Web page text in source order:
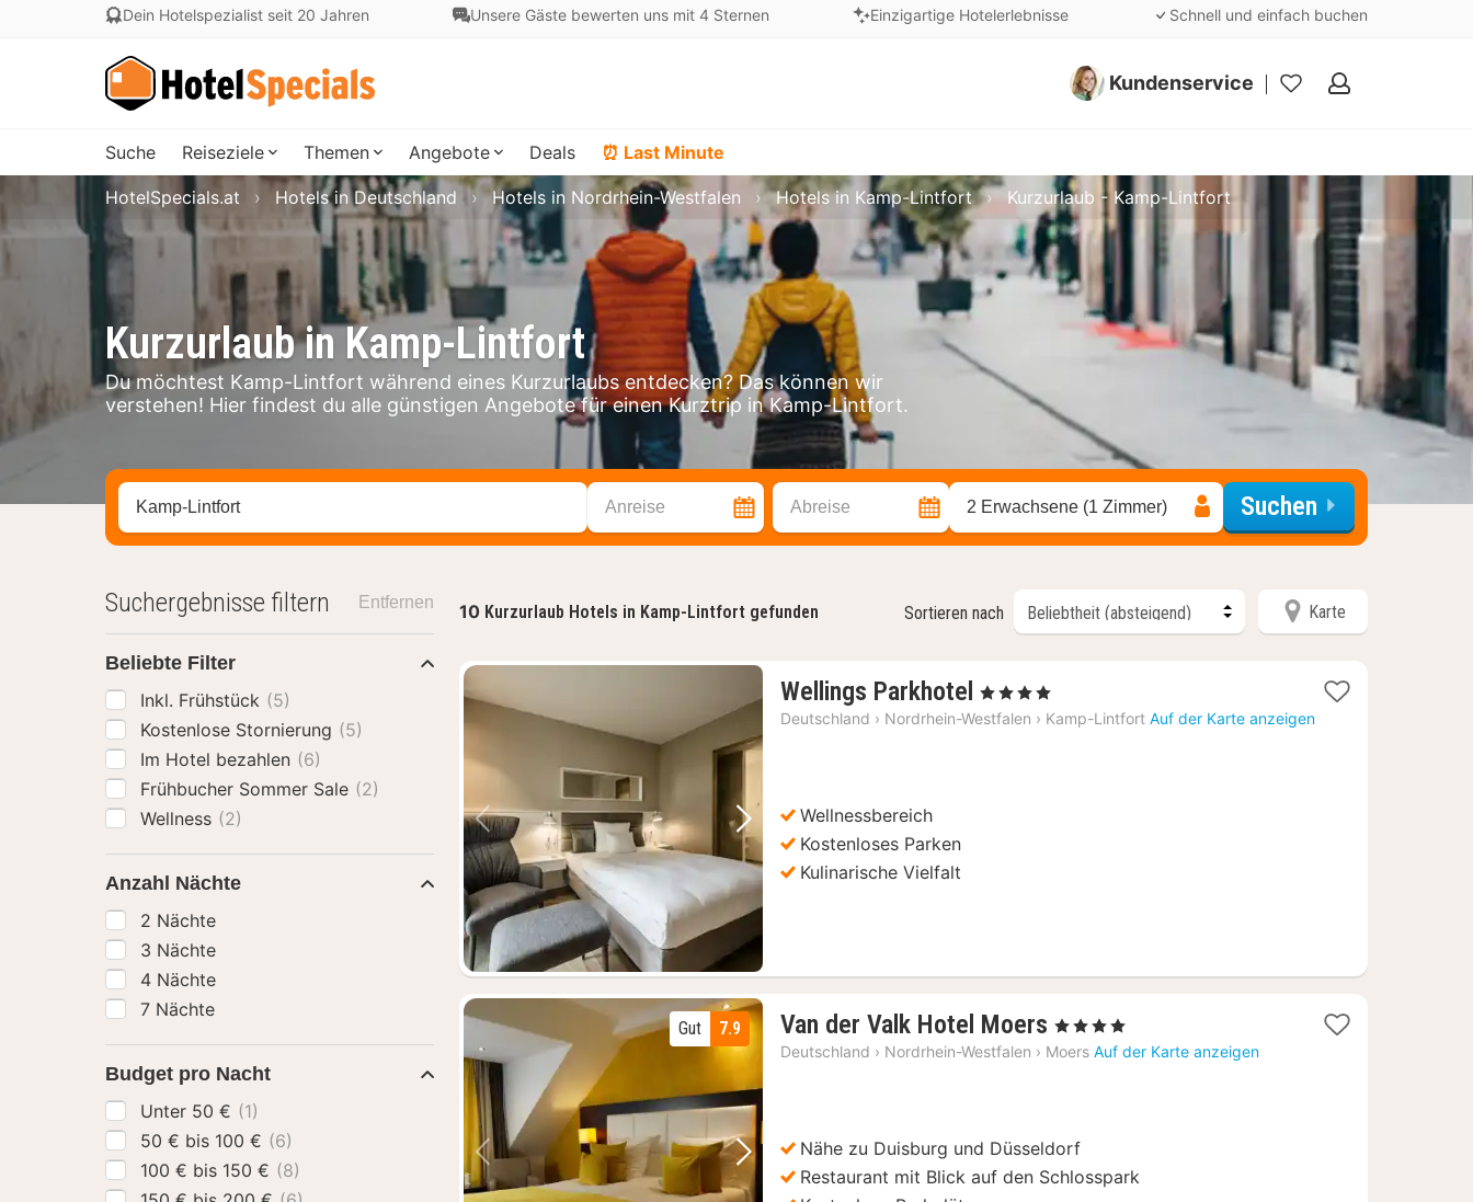
Dein Hotelspezialist seit 20 Jahren Unsere Gäste bewerten uns mit 4 Sternen Einzigartige Hotelerlebnisse Schnell und einfach buchen
Kundenservice
Meine
Suche Reiseziele Themen Angebote Deals ⏰ Last Minute
Kurzurlaub in Kamp-Lintfort
Du möchtest Kamp-Lintfort während eines Kurzurlaubs entdecken? Das können wir
verstehen! Hier findest du alle günstigen Angebote für einen Kurztrip in Kamp-Lintfort.
HotelSpecials.at Hotels in Deutschland Hotels in Nordrhein-Westfalen Hotels in Kamp-Lintfort Kurzurlaub - Kamp-Lintfort
Stadt, Region oder Hotel suchen Anreise Abreise 2 Erwachsene (1 Zimmer) Suchen
10 Kurzurlaub Hotels in Kamp-Lintfort gefunden Sortieren nach Karte
Vorheriges Bild Nächstes Bild
Wellings Parkhotel 2
Nächte
, 4 Sterne
Deutschland › Nordrhein-Westfalen › Kamp-Lintfort Auf der Karte anzeigen
Wellnessbereich
Kostenloses Parken
Kulinarische Vielfalt
Vorheriges Bild Nächstes Bild
7.9
Gut Van der Valk Hotel Moers 3
Nächte
, 4 Sterne
Deutschland › Nordrhein-Westfalen › Moers Auf der Karte anzeigen
Nähe zu Duisburg und Düsseldorf
Restaurant mit Blick auf den Schlosspark
Suchergebnisse filtern Entfernen
Beliebte Filter
Inkl. Frühstück (5)
Kostenlose Stornierung (5)
Im Hotel bezahlen (6)
Frühbucher Sommer Sale (2)
Wellness (2)
Anzahl Nächte
2 Nächte
3 Nächte
4 Nächte
7 Nächte
Budget pro Nacht
Unter 50 € (1)
50 € bis 100 € (6)
100 € bis 150 € (8)